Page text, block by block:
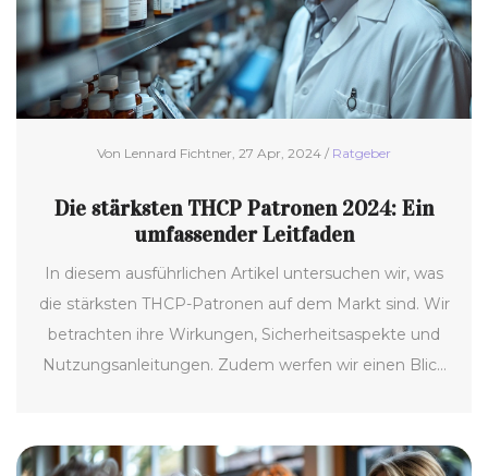
Von Lennard Fichtner, 27 Apr, 2024 / Ratgeber
Die stärksten THCP Patronen 2024: Ein
umfassender Leitfaden
In diesem ausführlichen Artikel untersuchen wir, was
die stärksten THCP-Patronen auf dem Markt sind. Wir
betrachten ihre Wirkungen, Sicherheitsaspekte und
Nutzungsanleitungen. Zudem werfen wir einen Blick
Verbrauchern fundiertes Wissen und praktische